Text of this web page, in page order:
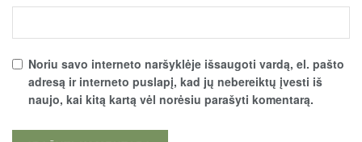
Noriu savo interneto naršyklėje išsaugoti vardą, el. pašto
adresą ir interneto puslapį, kad jų nebereiktų įvesti iš
naujo, kai kitą kartą vėl norėsiu parašyti komentarą.